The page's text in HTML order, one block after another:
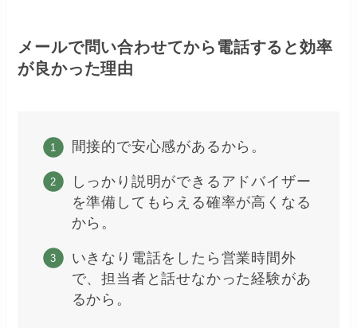
メールで問い合わせてから電話すると効率
が良かった理由
間接的で安心感があるから。
しっかり説明ができるアドバイザー
を準備してもらえる確率が高くなる
から。
いきなり電話をしたら営業時間外
で、担当者と話せなかった経験があ
るから。